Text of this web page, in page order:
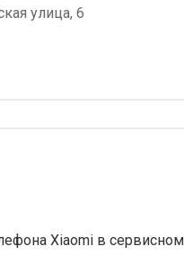
улица, 6
Xiaomi в